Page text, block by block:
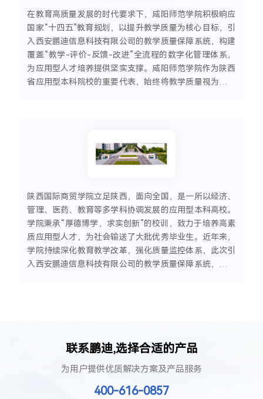
在教育高质量发展的时代要求下，咸阳师范学院积极响应
国家“十四五”教育规划，以提升教学质量为核心目标，引
入西安鹏迪信息科技有限公司的教学质量保障系统，构建
覆盖“教学-评价-反馈-改进”全流程的数字化管理体系，
为应用型人才培养提供坚实支撑。咸阳师范学院作为陕西
省应用型本科院校的重要代表，始终将教学质量视为立校
管理的智能化转型。
陕西国际商贸学院立足陕西，面向全国，是一所以经济、
管理、医药、教育等多学科协调发展的应用型本科高校。
学院秉承“厚德博学，求实创新”的校训，致力于培养高素
质应用型人才，为社会输送了大批优秀毕业生。近年来，
学院持续深化教育教学改革，强化质量监控体系，此次引
入西安鹏迪信息科技有限公司的教学质量保障系统，标志
联系鹏迪,选择合适的产品
为用户提供优质解决方案及产品服务
400-616-0857